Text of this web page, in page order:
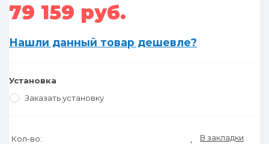
79 159 руб.
Нашли данный товар дешевле?
Установка
Заказать установку
Кол-во: В закладки